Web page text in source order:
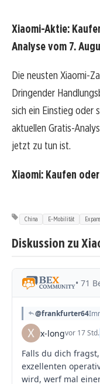
Xiaomi-Aktie:
Analyse vom 7.
Die neusten Xiaomi-
Dringender
sich ein Einstieg oder
aktuellen Gratis-
jetzt zu tun ist.
Xiaomi: Kaufen
China E-Mobilität
Diskussion zu